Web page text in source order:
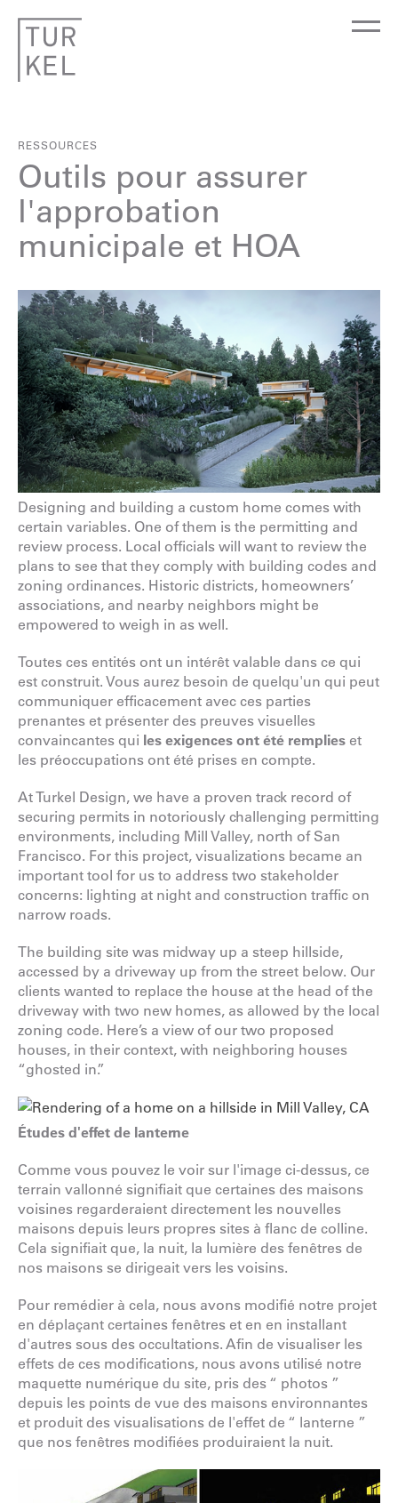
RESSOURCES
Outils pour assurer
l'approbation
municipale et HOA
Designing and building a custom home comes with
certain variables. One of them is the permitting and
review process. Local officials will want to review the
plans to see that they comply with building codes and
zoning ordinances. Historic districts, homeowners’
associations, and nearby neighbors might be
empowered to weigh in as well.
Toutes ces entités ont un intérêt valable dans ce qui
est construit. Vous aurez besoin de quelqu'un qui peut
communiquer efficacement avec ces parties
prenantes et présenter des preuves visuelles
convaincantes qui les exigences ont été remplies et
les préoccupations ont été prises en compte.
At Turkel Design, we have a proven track record of
securing permits in notoriously challenging permitting
environments, including Mill Valley, north of San
Francisco. For this project, visualizations became an
important tool for us to address two stakeholder
concerns: lighting at night and construction traffic on
narrow roads.
The building site was midway up a steep hillside,
accessed by a driveway up from the street below. Our
clients wanted to replace the house at the head of the
driveway with two new homes, as allowed by the local
zoning code. Here’s a view of our two proposed
houses, in their context, with neighboring houses
“ghosted in.”
Études d'effet de lanterne
Comme vous pouvez le voir sur l'image ci-dessus, ce
terrain vallonné signifiait que certaines des maisons
voisines regarderaient directement les nouvelles
maisons depuis leurs propres sites à flanc de colline.
Cela signifiait que, la nuit, la lumière des fenêtres de
nos maisons se dirigeait vers les voisins.
Pour remédier à cela, nous avons modifié notre projet
en déplaçant certaines fenêtres et en en installant
d'autres sous des occultations. Afin de visualiser les
effets de ces modifications, nous avons utilisé notre
maquette numérique du site, pris des “ photos ”
depuis les points de vue des maisons environnantes
et produit des visualisations de l'effet de “ lanterne ”
que nos fenêtres modifiées produiraient la nuit.